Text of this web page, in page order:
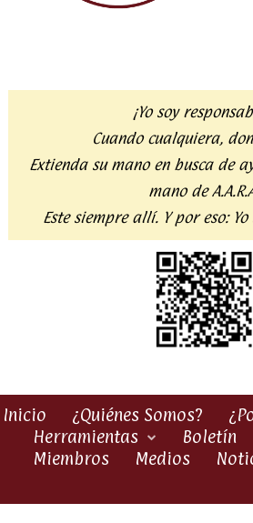
¡Yo soy
Cuando cualquiera,
Extienda su mano en busca de
mano de
Este siempre allí. Y por eso:
Inicio ¿Quiénes Somos?
Herramientas
Boletín
Miembros
Medios